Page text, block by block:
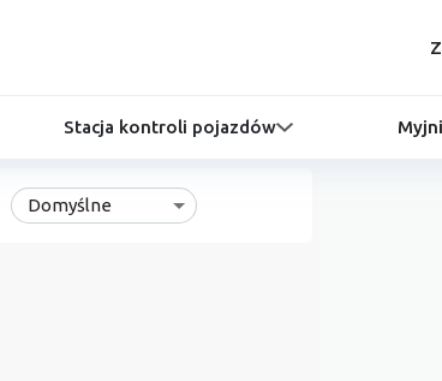
Stacja kontroli pojazdów
Domyślne